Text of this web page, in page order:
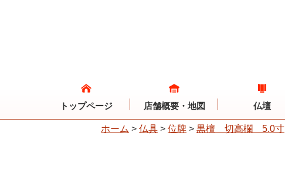
トップページ 店舗概要・地図 仏壇
ホーム > 仏具 > 位牌 > 黒檀 切高欄 5.0寸